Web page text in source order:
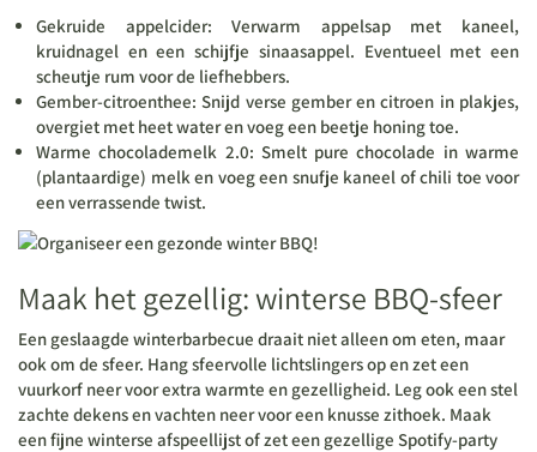
Gekruide appelcider: Verwarm appelsap met kaneel,
kruidnagel en een schijfje sinaasappel. Eventueel met een
scheutje rum voor de liefhebbers.
Gember-citroenthee: Snijd verse gember en citroen in plakjes,
overgiet met heet water en voeg een beetje honing toe.
Warme chocolademelk 2.0: Smelt pure chocolade in warme
(plantaardige) melk en voeg een snufje kaneel of chili toe voor
een verrassende twist.
Maak het gezellig: winterse BBQ-sfeer
Een geslaagde winterbarbecue draait niet alleen om eten, maar
ook om de sfeer. Hang sfeervolle lichtslingers op en zet een
vuurkorf neer voor extra warmte en gezelligheid. Leg ook een stel
zachte dekens en vachten neer voor een knusse zithoek. Maak
een fijne winterse afspeellijst of zet een gezellige Spotify-party